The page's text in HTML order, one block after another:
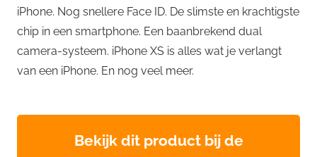
iPhone. Nog snellere Face ID. De slimste en krachtigste
chip in een smartphone. Een baanbrekend dual
camera-systeem. iPhone XS is alles wat je verlangt
van een iPhone. En nog veel meer.
Bekijk dit product bij de